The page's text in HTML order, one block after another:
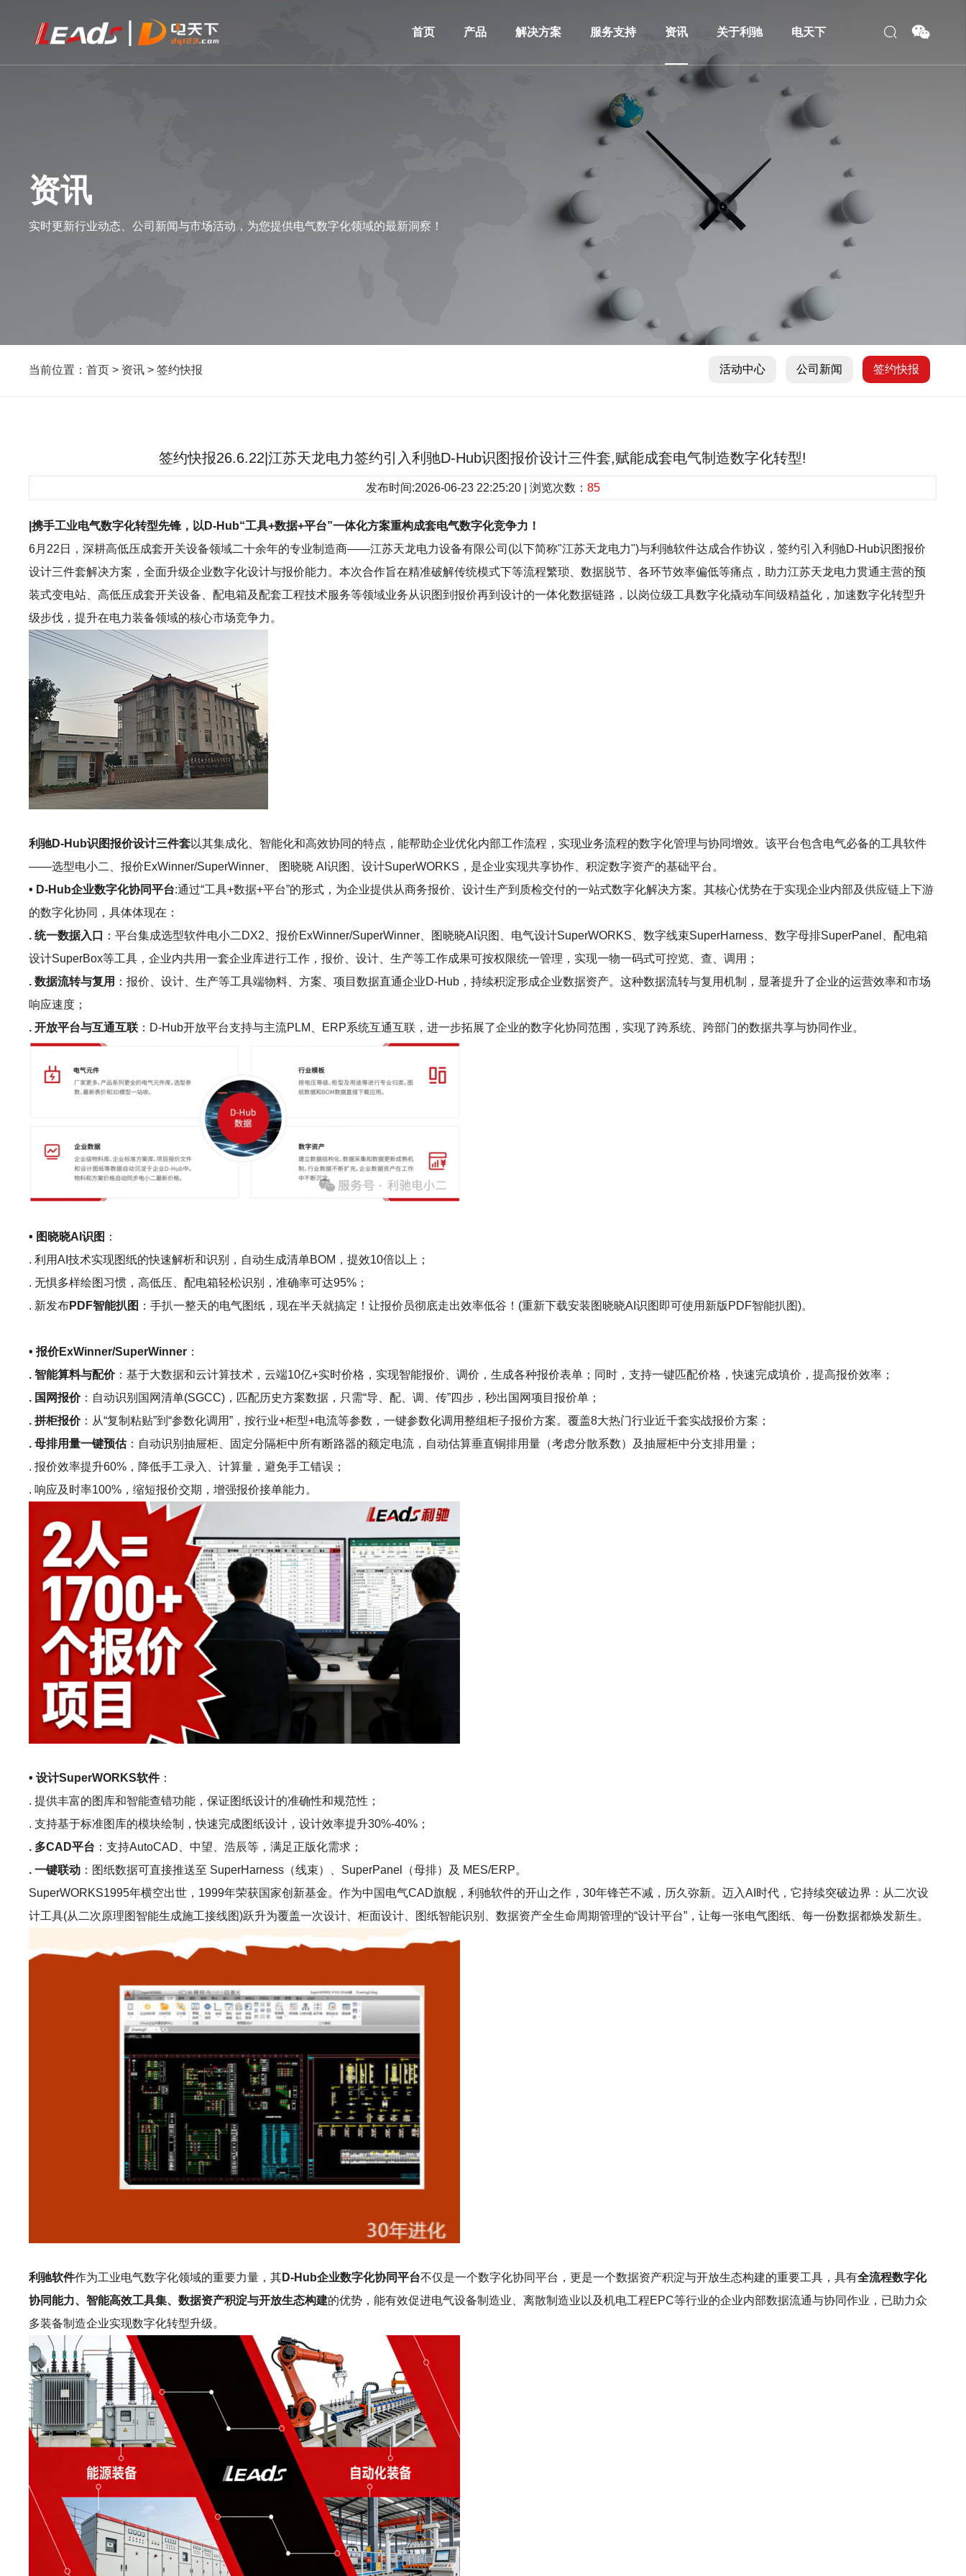
首页 产品 解决方案 服务支持 资讯 关于利驰 电天下
资讯
实时更新行业动态、公司新闻与市场活动，为您提供电气数字化领域的最新洞察！
当前位置：首页 > 资讯 >签约快报 活动中心 公司新闻 签约快报
签约快报26.6.22|江苏天龙电力签约引入利驰D-Hub识图报价设计三件套,赋能成套电气制造数字化转型!
发布时间:2026-06-23 22:25:20 | 浏览次数： 85
|携手工业电气数字化转型先锋，以D-Hub“工具+数据+平台”一体化方案重构成套电气数字化竞争力！
6月22日，深耕高低压成套开关设备领域二十余年的专业制造商——江苏天龙电力设备有限公司(以下简称"江苏天龙电力")与利驰软件达成合作协议，签约引入利驰D-Hub识图报价
设计三件套解决方案，全面升级企业数字化设计与报价能力。本次合作旨在精准破解传统模式下等流程繁琐、数据脱节、各环节效率偏低等痛点，助力江苏天龙电力贯通主营的预
装式变电站、高低压成套开关设备、配电箱及配套工程技术服务等领域业务从识图到报价再到设计的一体化数据链路，以岗位级工具数字化撬动车间级精益化，加速数字化转型升
级步伐，提升在电力装备领域的核心市场竞争力。
利驰D-Hub识图报价设计三件套以其集成化、智能化和高效协同的特点，能帮助企业优化内部工作流程，实现业务流程的数字化管理与协同增效。该平台包含电气必备的工具软件
——选型电小二、报价ExWinner/SuperWinner、 图晓晓 AI识图、设计SuperWORKS，是企业实现共享协作、积淀数字资产的基础平台。
• D-Hub企业数字化协同平台:通过“工具+数据+平台”的形式，为企业提供从商务报价、设计生产到质检交付的一站式数字化解决方案。其核心优势在于实现企业内部及供应链上下游
的数字化协同，具体体现在：
. 统一数据入口
：平台集成选型软件电小二DX2、报价ExWinner/SuperWinner、图晓晓AI识图、电气设计SuperWORKS、数字线束SuperHarness、数字母排SuperPanel、配电箱
设计SuperBox等工具，企业内共用一套企业库进行工作，报价、设计、生产等工作成果可按权限统一管理，实现一物一码式可控览、查、调用；
. 数据流转与复用 ：报价、设计、生产等工具端物料、方案、项目数据直通企业D-Hub，持续积淀形成企业数据资产。这种数据流转与复用机制，显著提升了企业的运营效率和市场
响应速度；
. 开放平台与互通互联 ：D-Hub开放平台支持与主流PLM、ERP系统互通互联，进一步拓展了企业的数字化协同范围，实现了跨系统、跨部门的数据共享与协同作业。
• 图晓晓AI识图 ：
. 利用AI技术实现图纸的快速解析和识别，自动生成清单BOM，提效10倍以上；
. 无惧多样绘图习惯，高低压、配电箱轻松识别，准确率可达95%；
. 新发布PDF智能扒图 ：手扒一整天的电气图纸，现在半天就搞定！让报价员彻底走出效率低谷！(重新下载安装图晓晓AI识图即可使用新版PDF智能扒图)。
• 报价ExWinner/SuperWinner ：
. 智能算料与配价：基于大数据和云计算技术，云端10亿+实时价格，实现智能报价、调价，生成各种报价表单；同时，支持一键匹配价格，快速完成填价，提高报价效率；
. 国网报价：自动识别国网清单(SGCC)，匹配历史方案数据，只需“导、配、调、传”四步，秒出国网项目报价单；
. 拼柜报价：从“复制粘贴”到“参数化调用”，按行业+柜型+电流等参数，一键参数化调用整组柜子报价方案。覆盖8大热门行业近千套实战报价方案；
. 母排用量一键预估：自动识别抽屉柜、固定分隔柜中所有断路器的额定电流，自动估算垂直铜排用量（考虑分散系数）及抽屉柜中分支排用量；
. 报价效率提升60%，降低手工录入、计算量，避免手工错误；
. 响应及时率100%，缩短报价交期，增强报价接单能力。
• 设计SuperWORKS软件：
. 提供丰富的图库和智能查错功能，保证图纸设计的准确性和规范性；
. 支持基于标准图库的模块绘制，快速完成图纸设计，设计效率提升30%-40%；
. 多CAD平台 ：支持AutoCAD、中望、浩辰等，满足正版化需求；
. 一键联动 ：图纸数据可直接推送至 SuperHarness（线束）、SuperPanel（母排）及 MES/ERP。
SuperWORKS1995年横空出世，1999年荣获国家创新基金。作为中国电气CAD旗舰，利驰软件的开山之作，30年锋芒不减，历久弥新。迈入AI时代，它持续突破边界：从二次设
计工具(从二次原理图智能生成施工接线图)跃升为覆盖一次设计、柜面设计、图纸智能识别、数据资产全生命周期管理的“设计平台”，让每一张电气图纸、每一份数据都焕发新生。
利驰软件作为工业电气数字化领域的重要力量，其D-Hub企业数字化协同平台不仅是一个数字化协同平台，更是一个数据资产积淀与开放生态构建的重要工具，具有全流程数字化
协同能力、智能高效工具集、数据资产积淀与开放生态构建的优势，能有效促进电气设备制造业、离散制造业以及机电工程EPC等行业的企业内部数据流通与协同作业，已助力众
多装备制造企业实现数字化转型升级。